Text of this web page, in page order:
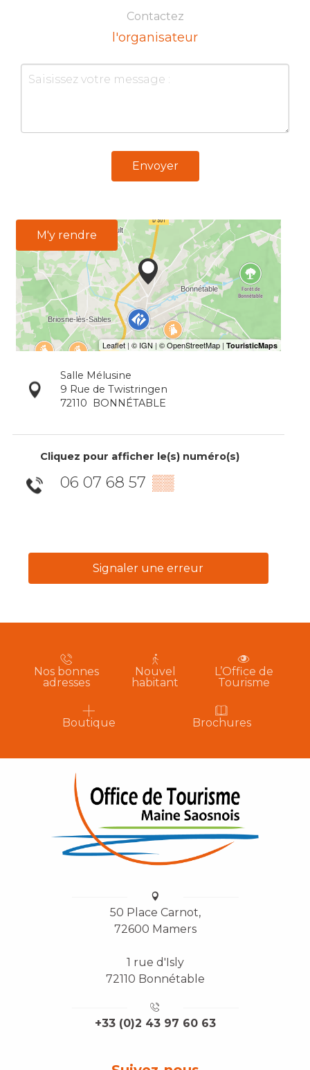
Contactez
l'organisateur
Envoyer
M'y rendre
Salle Mélusine
9 Rue de Twistringen
72110
BONNÉTABLE
Cliquez pour afficher le(s) numéro(s)
06 07 68 57 ▒▒
Signaler une erreur
Nos bonnes
adresses
Nouvel
habitant
L’Office de
Tourisme
Boutique Brochures
50 Place Carnot,
72600 Mamers
1 rue d'Isly
72110 Bonnétable
+33 (0)2 43 97 60 63